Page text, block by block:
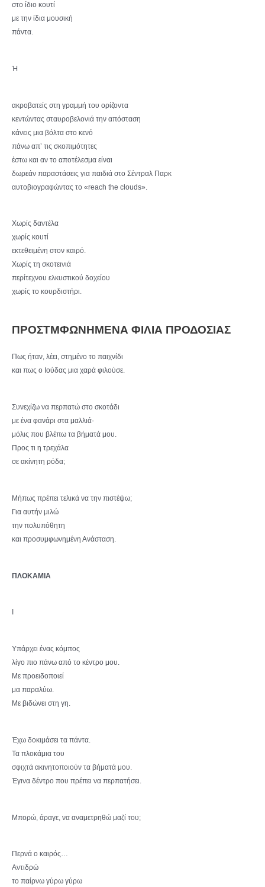
στο ίδιο κουτί
με την ίδια μουσική
πάντα.
Ή
ακροβατείς στη γραμμή του ορίζοντα
κεντώντας σταυροβελονιά την απόσταση
κάνεις μια βόλτα στο κενό
πάνω απ’ τις σκοπιμότητες
έστω και αν το αποτέλεσμα είναι
δωρεάν παραστάσεις για παιδιά στο Σέντραλ Παρκ
αυτοβιογραφώντας το «reach the clouds».
Χωρίς δαντέλα
χωρίς κουτί
εκτεθειμένη στον καιρό.
Χωρίς τη σκοτεινιά
περίτεχνου ελκυστικού δοχείου
χωρίς το κουρδιστήρι.
ΠΡΟΣΤΜΦΩΝΗΜΕΝΑ ΦΙΛΙΑ ΠΡΟΔΟΣΙΑΣ
Πως ήταν, λέει, στημένο το παιχνίδι
και πως ο Ιούδας μια χαρά φιλούσε.
Συνεχίζω να περπατώ στο σκοτάδι
με ένα φανάρι στα μαλλιά-
μόλις που βλέπω τα βήματά μου.
Προς τι η τρεχάλα
σε ακίνητη ρόδα;
Μήπως πρέπει τελικά να την πιστέψω;
Για αυτήν μιλώ
την πολυπόθητη
και προσυμφωνημένη Ανάσταση.
ΠΛΟΚΑΜΙΑ
Υπάρχει ένας κόμπος
λίγο πιο πάνω από το κέντρο μου.
Με προειδοποιεί
μα παραλύω.
Με βιδώνει στη γη.
Έχω δοκιμάσει τα πάντα.
Τα πλοκάμια του
σφιχτά ακινητοποιούν τα βήματά μου.
Έγινα δέντρο που πρέπει να περπατήσει.
Μπορώ, άραγε, να αναμετρηθώ μαζί του;
Περνά ο καιρός…
Αντιδρώ
το παίρνω γύρω γύρω